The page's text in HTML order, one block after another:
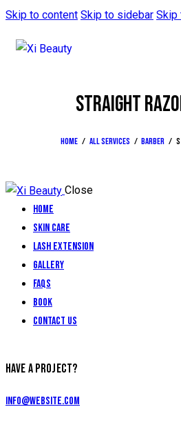
Skip to content Skip to sidebar Skip
STRAIGHT
Home All Services Barber
Close
Home
Skin Care
Lash Extension
Gallery
FAQs
Book
Contact Us
HAVE A PROJECT?
info@website.com